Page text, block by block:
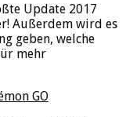
Update 2017
Außerdem wird es
geben, welche
mehr
GO